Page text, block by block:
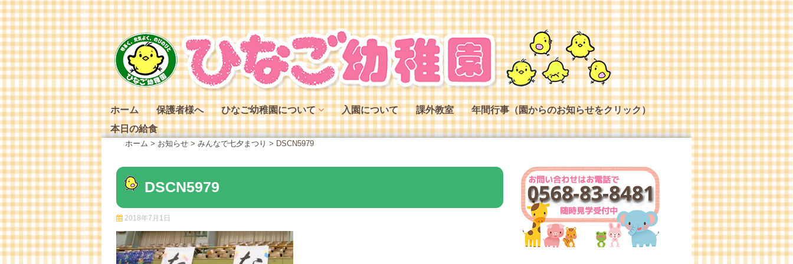
Skip
to
content
ホーム 保護者様へ
ひなご幼稚園について
ひなご幼稚園の特色
ひなご幼稚園の役割
ひなご幼稚園の一日
入園について 課外教室
年間行事（園からのお知らせをクリック）
本日の給食
ホーム > お知らせ > みんなで七夕まつり > DSCN5979
DSCN5979
2018年7月1日